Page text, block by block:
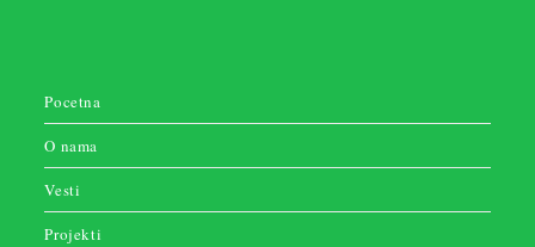
Pocetna
O nama
Vesti
Projekti